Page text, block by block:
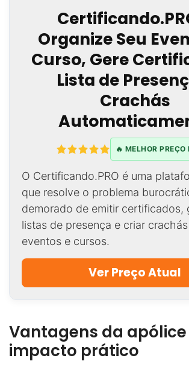
Organize Seu
Curso, Gere
Lista de
Crachás
🔥 MELHOR PREÇO
O Certificando.PRO é uma
que resolve o problema
demorado de emitir certificados,
listas de presença e criar
eventos e cursos.
Ver Preço Atual
Vantagens da
impacto prático